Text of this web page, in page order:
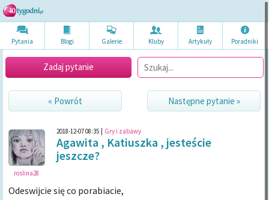
Pytania Blogi Galerie Kluby Artykuły Poradniki
Zadaj pytanie
« Powrót Następne pytanie »
roslina28
2018-12-07 08:35 Gry i zabawy
Agawita , Katiuszka , jesteście
jeszcze?
Odeswijcie się co porabiacie,